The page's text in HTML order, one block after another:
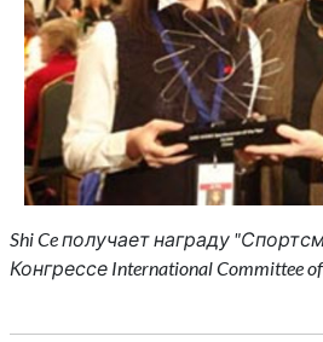
Shi Ce получает награду
Конгрессе International Committee of